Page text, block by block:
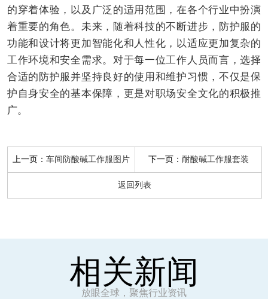
的穿着体验，以及广泛的适用范围，在各个行业中扮演
着重要的角色。未来，随着科技的不断进步，防护服的
功能和设计将更加智能化和人性化，以适应更加复杂的
工作环境和安全需求。对于每一位工作人员而言，选择
合适的防护服并坚持良好的使用和维护习惯，不仅是保
护自身安全的基本保障，更是对职场安全文化的积极推
广。
上一页：车间防酸碱工作服图片 下一页： 耐酸碱工作服套装
返回列表
相关新闻
放眼全球，聚焦行业资讯